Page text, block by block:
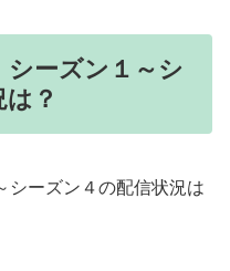
シーズン１～シ
？
シーズン４の配信状況は